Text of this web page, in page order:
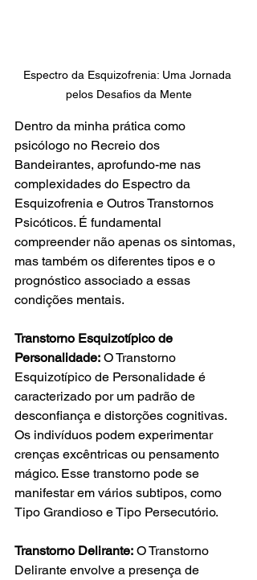
Espectro da Esquizofrenia: Uma Jornada
pelos Desafios da Mente
Dentro da minha prática como
psicólogo no Recreio dos
Bandeirantes, aprofundo-me nas
complexidades do Espectro da
Esquizofrenia e Outros Transtornos
Psicóticos. É fundamental
compreender não apenas os sintomas,
mas também os diferentes tipos e o
prognóstico associado a essas
condições mentais.
Transtorno Esquizotípico de
Personalidade: O Transtorno
Esquizotípico de Personalidade é
caracterizado por um padrão de
desconfiança e distorções cognitivas.
Os indivíduos podem experimentar
crenças excêntricas ou pensamento
mágico. Esse transtorno pode se
manifestar em vários subtipos, como
Tipo Grandioso e Tipo Persecutório.
Transtorno Delirante: O Transtorno
Delirante envolve a presença de